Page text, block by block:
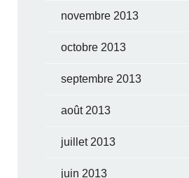
novembre 2013
octobre 2013
septembre 2013
août 2013
juillet 2013
juin 2013